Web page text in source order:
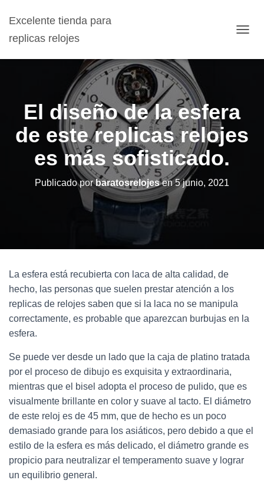
Excelente tienda para
replicas relojes
M
D
C
El diseño de la esfera
de este replicas relojes
es más sofisticado.
Publicado porbaratosrelojesen5 junio, 2021
La esfera está recubierta con laca de alta calidad, de
hecho, las personas que suelen prestar atención a los
replicas de relojes saben que si la laca no se manipula
correctamente, es probable que aparezcan burbujas en la
esfera.
Se puede ver desde un lado que la caja de platino tratada
por el proceso de dibujo es exquisita y extraordinaria,
mientras que el bisel adopta el proceso de pulido, que es
visualmente brillante en color y suave al tacto. El diámetro
de este reloj es de 45 mm, que de hecho es un poco
demasiado grande para los asiáticos, pero debido a que el
estilo de la esfera es más delicado, el diámetro grande es
propicio para neutralizar el temperamento suave y lograr
un equilibrio general.